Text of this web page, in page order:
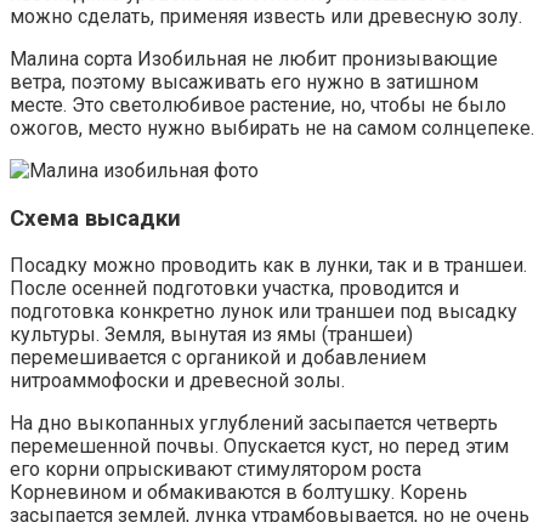
можно сделать, применяя известь или древесную золу.
Малина сорта Изобильная не любит пронизывающие
ветра, поэтому высаживать его нужно в затишном
месте. Это светолюбивое растение, но, чтобы не было
ожогов, место нужно выбирать не на самом солнцепеке.
Схема высадки
Посадку можно проводить как в лунки, так и в траншеи.
После осенней подготовки участка, проводится и
подготовка конкретно лунок или траншеи под высадку
культуры. Земля, вынутая из ямы (траншеи)
перемешивается с органикой и добавлением
нитроаммофоски и древесной золы.
На дно выкопанных углублений засыпается четверть
перемешенной почвы. Опускается куст, но перед этим
его корни опрыскивают стимулятором роста
Корневином и обмакиваются в болтушку. Корень
засыпается землей, лунка утрамбовывается, но не очень